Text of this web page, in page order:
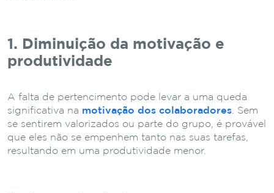
1. Diminuição da motivação e
produtividade
A falta de pertencimento pode levar a uma queda
significativa na motivação dos colaboradores . Sem
se sentirem valorizados ou parte do grupo, é provável
que eles não se empenhem tanto nas suas tarefas,
resultando em uma produtividade menor.